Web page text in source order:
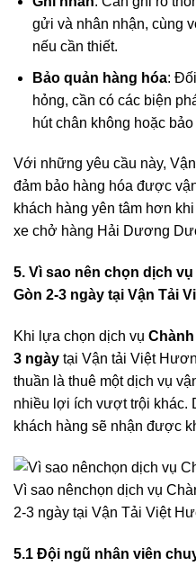
gửi và nhân nhận, cùng
nếu cần thiết.
Bảo quản hàng hóa:
hỏng, cần có các biện
hút chân không hoặc
Với những yêu cầu này,
đảm bảo hàng hóa được
khách hàng yên tâm hơn
xe chở hàng Hải Dương
5. Vì sao nên chọn dịch vụ
Gòn 2-3 ngày tại Vận Tải
Khi lựa chọn dịch vụ
3 ngày tại Vận tải Việt
thuần là thuê một dịch vụ
nhiều lợi ích vượt trội khác.
khách hàng sẽ nhận được
Vì sao nênchọn dịch vụ
2-3 ngày tại Vận Tải Việt
5.1 Đội ngũ nhân viên